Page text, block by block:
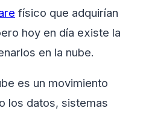
físico que adquirían
hoy en día existe la
en la nube.
es un movimiento
los datos, sistemas